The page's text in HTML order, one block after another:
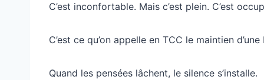
C’est inconfortable. Mais c’est plein. C’est
C’est ce qu’on appelle en TCC le maintien
Quand les pensées lâchent, le silence s’installe.